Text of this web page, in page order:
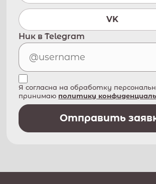
VK
Ник в Telegram
Я согласна на обработку
принимаю политику
Отправить